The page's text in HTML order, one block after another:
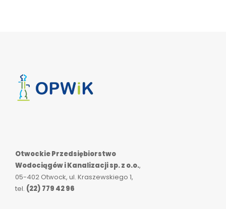
Otwockie Przedsiębiorstwo
Wodociągów i Kanalizacji sp. z o.o.,
05-402 Otwock, ul. Kraszewskiego 1,
tel. (22) 779 42 96